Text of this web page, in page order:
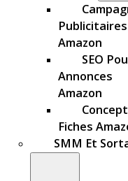
Publicitaires
Amazon
SEO
Annonces
Amazon
Fiches
SMM Et